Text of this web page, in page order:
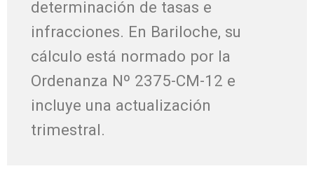
determinación de tasas e
infracciones. En Bariloche, su
cálculo está normado por la
Ordenanza Nº 2375-CM-12 e
incluye una actualización
trimestral.